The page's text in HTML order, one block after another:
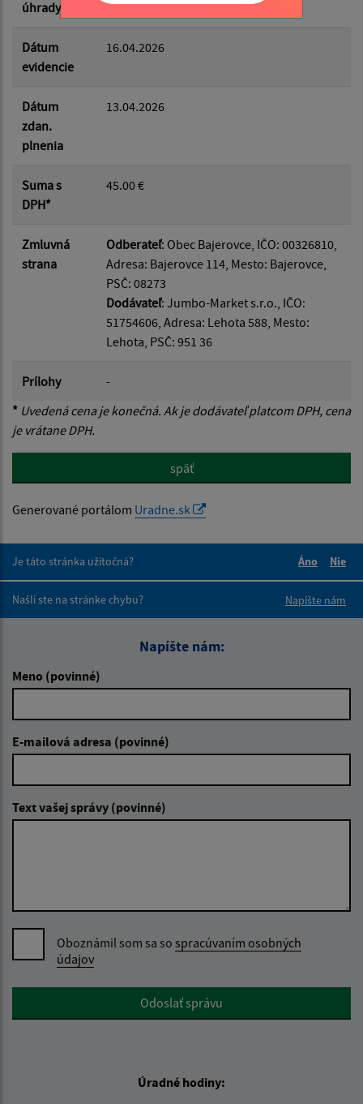
úhrady
Dátum
evidencie
16.04.2026
Dátum
zdan.
plnenia
13.04.2026
Suma s
DPH*
45.00 €
Zmluvná
strana
Odberateľ: Obec Bajerovce, IČO: 00326810,
Adresa: Bajerovce 114, Mesto: Bajerovce,
PSČ: 08273
Dodávateľ: Jumbo-Market s.r.o., IČO:
51754606, Adresa: Lehota 588, Mesto:
Lehota, PSČ: 951 36
Prílohy
-
* Uvedená cena je konečná. Ak je dodávateľ platcom DPH, cena
je vrátane DPH.
späť
Generované portálom Uradne.sk
Je táto stránka užitočná?
Áno
Nie
Našli ste na stránke chybu?
Napíšte nám
Napíšte nám:
Meno (povinné)
E-mailová adresa (povinné)
Text vašej správy (povinné)
Oboznámil som sa so spracúvaním osobných
údajov
Google reCaptcha ResponseOdoslať správu
Úradné hodiny: